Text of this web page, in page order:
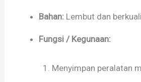
Bahan: Lembut dan
Fungsi / Kegunaan:
Menyimpan peralatan